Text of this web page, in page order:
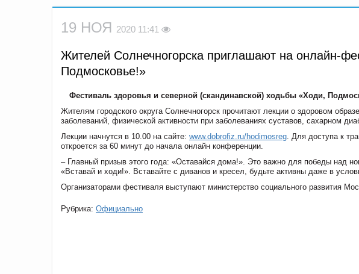
19 НОЯ 2020 11:41
Жителей Солнечногорска приглашают на онлайн-
Подмосковье!»
Фестиваль здоровья и северной (скандинавской) ходьбы «Ходи,
Жителям городского округа Солнечногорск прочитают лекции о здоровом
заболеваний, физической активности при заболеваниях суставов, сахарном
Лекции начнутся в 10.00 на сайте: www.dobrofiz.ru/hodimosreg . Для доступа к
откроется за 60 минут до начала онлайн конференции.
– Главный призыв этого года: «Оставайся дома!». Это важно для победы над
«Вставай и ходи!». Вставайте с диванов и кресел, будьте активны даже в
Организаторами фестиваля выступают министерство социального развития
Рубрика: Официально